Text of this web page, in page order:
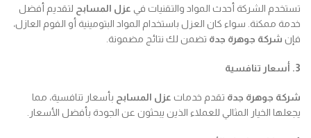
تستخدم الشركة أحدث المواد والتقنيات في عزل المسابح لتقديم أفضل
خدمة ممكنة. سواء كان العزل باستخدام المواد البتومينية أو الفوم العازل،
فإن شركة جوهرة جدة تضمن لك نتائج مضمونة.
3. أسعار تنافسية
شركة جوهرة جدة تقدم خدمات عزل المسابح بأسعار تنافسية، مما
يجعلها الخيار المثالي للعملاء الذين يبحثون عن الجودة بأفضل الأسعار.